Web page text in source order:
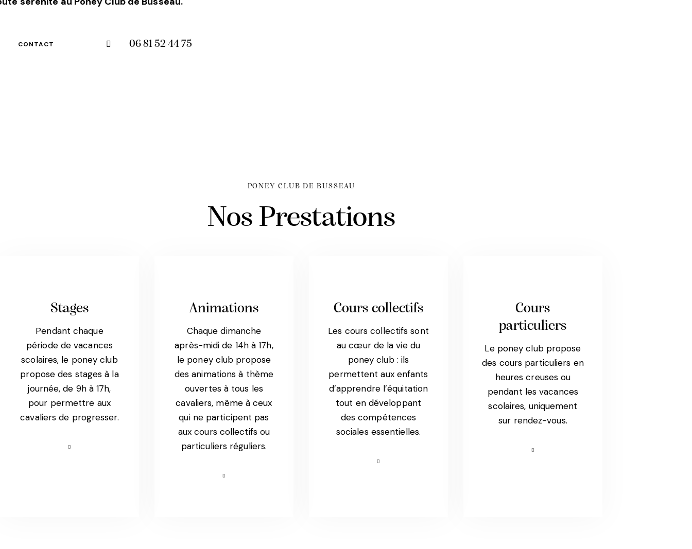
CONTACT 06 81 52 44 75
PONEY CLUB DE BUSSEAU
Nos Prestations
Stages
Pendant chaque
période de vacances
scolaires, le poney club
propose des stages à la
journée, de 9h à 17h,
pour permettre aux
cavaliers de progresser.
Animations
Chaque dimanche
après-midi de 14h à 17h,
le poney club propose
des animations à thème
ouvertes à tous les
cavaliers, même à ceux
qui ne participent pas
aux cours collectifs ou
particuliers réguliers.
Cours collectifs
Les cours collectifs sont
au cœur de la vie du
poney club : ils
permettent aux enfants
d’apprendre l’équitation
tout en développant
des compétences
sociales essentielles.
Cours
particuliers
Le poney club propose
des cours particuliers en
heures creuses ou
pendant les vacances
scolaires, uniquement
sur rendez-vous.